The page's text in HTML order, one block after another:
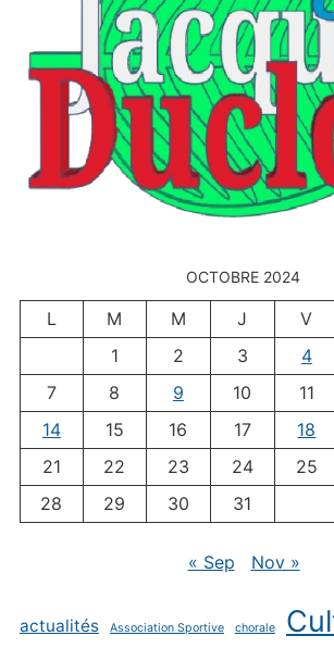
OCTOBRE 2024
L M M J V
1
2 3 4
7
8 9 10 11
14
15 16 17 18
21
22 23 24 25
28
29 30 31
« Sep Nov »
actualités Association Sportive chorale